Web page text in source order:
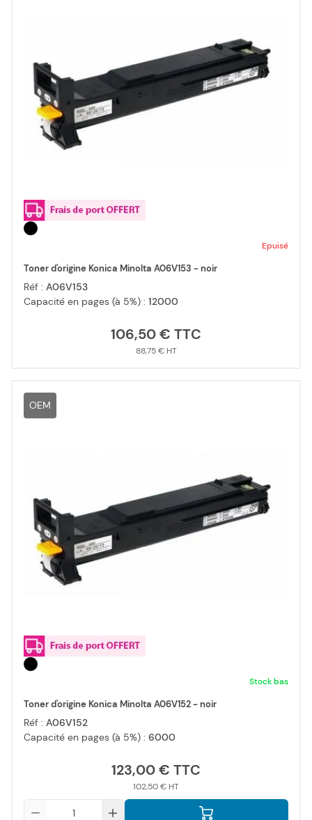
Epuisé
Toner d'origine Konica Minolta A06V153 - noir
Réf : A06V153
Capacité en pages (à 5%) : 12000
106,50 €
88,75 €
OEM
Stock bas
Toner d'origine Konica Minolta A06V152 - noir
Réf : A06V152
Capacité en pages (à 5%) : 6000
123,00 €
102,50 €